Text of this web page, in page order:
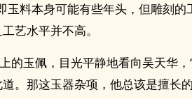
料本身可能有些年头，但雕刻的
艺水平并不高。
的玉佩，目光平静地看向吴天华，
。那这玉器杂项，他总该是擅长